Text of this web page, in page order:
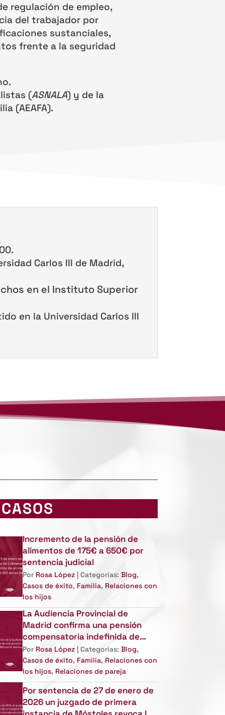
regulación de empleo,
del trabajador por
sustanciales,
frente a la seguridad
(ASNALA) y de la
(AEAFA).
Carlos III de Madrid,
en el Instituto Superior
en la Universidad Carlos III
CASOS
Incremento de la pensión de
alimentos de 175€ a 650€ por
sentencia judicial
Por Rosa López| Categorías: Blog,
Casos de éxito, Familia, Relaciones con
los hijos
La Audiencia Provincial de
Madrid confirma una pensión
compensatoria indefinida de
5.800 euros mensuales
Por Rosa López| Categorías: Blog,
Casos de éxito, Familia, Relaciones con
los hijos, Relaciones de pareja
Por sentencia de 27 de enero de
2026 un juzgado de primera